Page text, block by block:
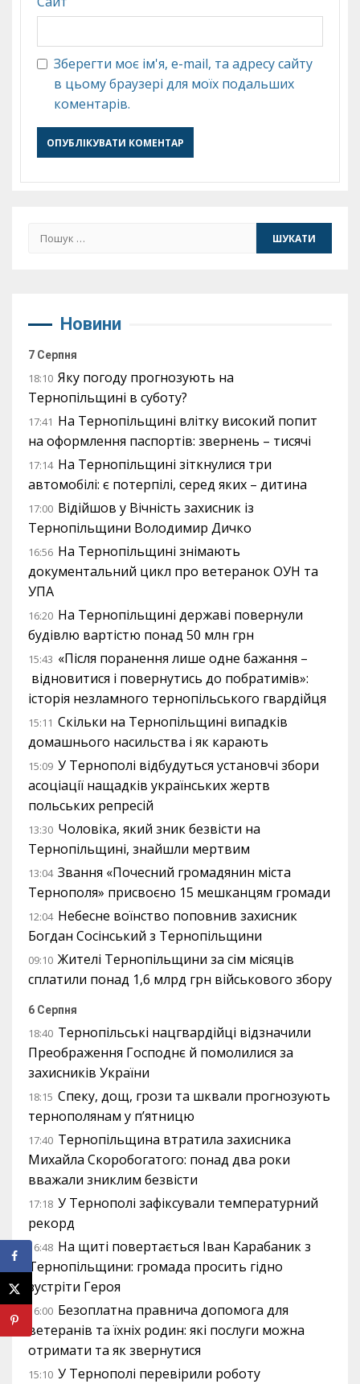
Зберегти моє ім'я, e-mail, та адресу сайту
в цьому браузері для моїх подальших
коментарів.
Пошук:
Новини
7 Серпня
18:10 Яку погоду прогнозують на
Тернопільщині в суботу?
17:41 На Тернопільщині влітку високий попит
на оформлення паспортів: звернень – тисячі
17:14 На Тернопільщині зіткнулися три
автомобілі: є потерпілі, серед яких – дитина
17:00 Відійшов у Вічність захисник із
Тернопільщини Володимир Дичко
16:56 На Тернопільщині знімають
документальний цикл про ветеранок ОУН та
УПА
16:20 На Тернопільщині державі повернули
будівлю вартістю понад 50 млн грн
15:43 «Після поранення лише одне бажання –
відновитися і повернутись до побратимів»:
історія незламного тернопільського гвардійця
15:11 Скільки на Тернопільщині випадків
домашнього насильства і як карають
15:09 У Тернополі відбудуться установчі збори
асоціації нащадків українських жертв
польських репресій
13:30 Чоловіка, який зник безвісти на
Тернопільщині, знайшли мертвим
13:04 Звання «Почесний громадянин міста
Тернополя» присвоєно 15 мешканцям громади
12:04 Небесне воїнство поповнив захисник
Богдан Сосінський з Тернопільщини
09:10 Жителі Тернопільщини за сім місяців
сплатили понад 1,6 млрд грн військового збору
6 Серпня
18:40 Тернопільські нацгвардійці відзначили
Преображення Господнє й помолилися за
захисників України
18:15 Спеку, дощ, грози та шквали прогнозують
тернополянам у п’ятницю
17:40 Тернопільщина втратила захисника
Михайла Скоробогатого: понад два роки
вважали зниклим безвісти
17:18 У Тернополі зафіксували температурний
рекорд
16:48 На щиті повертається Іван Карабаник з
Тернопільщини: громада просить гідно
зустріти Героя
16:00 Безоплатна правнича допомога для
ветеранів та їхніх родин: які послуги можна
отримати та як звернутися
15:10 У Тернополі перевірили роботу